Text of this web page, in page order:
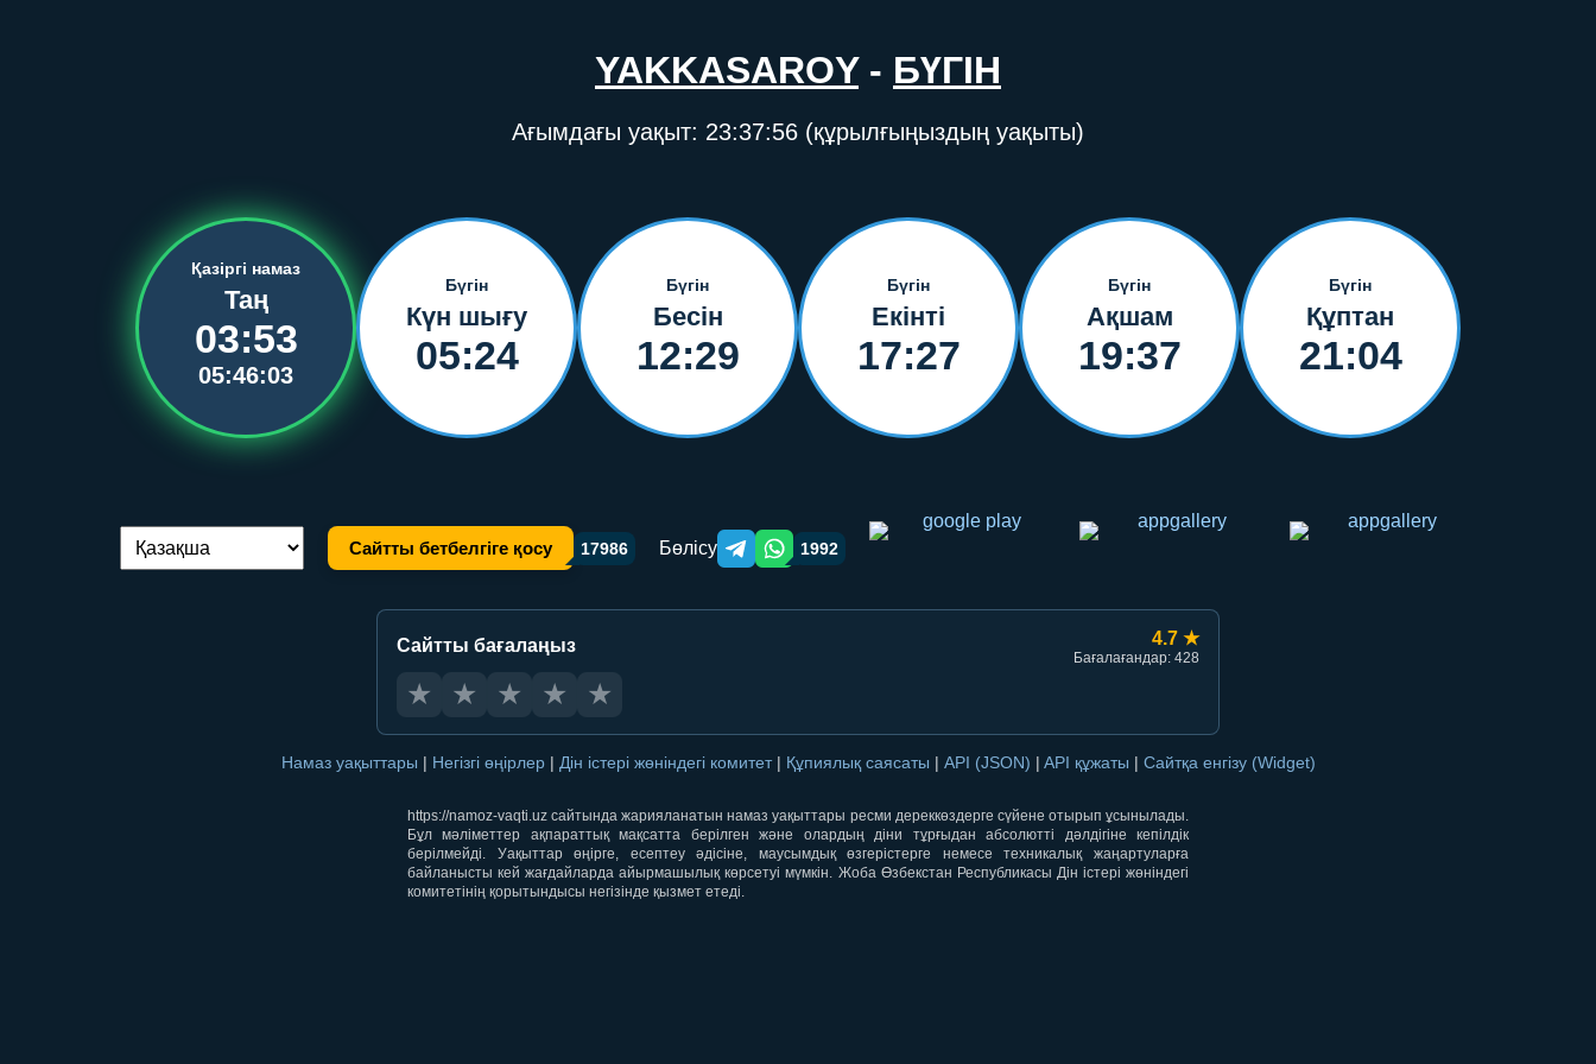
YAKKASAROY- БҮГІН
Ағымдағы уақыт: 23:37:57 (құрылғыңыздың уақыты)
Қазіргі намаз
Таң
03:53
05:46:02
Бүгін
Күн шығу
05:24
Бүгін
Бесін
12:29
Бүгін
Екінті
17:27
Бүгін
Ақшам
19:37
Бүгін
Құптан
21:04
Тілді ауыстыру: Сайтты бетбелгіге қосу 17986 Бөлісу Telegram orqali ulashish
WhatsApp orqali ulashish
1992
Сайтты бағалаңыз 4.7 ★
Бағалағандар: 428
★ ★ ★ ★ ★
Намаз уақыттары | Негізгі өңірлер | Дін істері жөніндегі комитет | Құпиялық саясаты | API (JSON) | API құжаты | Сайтқа енгізу (Widget)
https://namoz-vaqti.uz сайтында жарияланатын намаз уақыттары ресми дереккөздерге сүйене отырып ұсынылады.
Бұл мәліметтер ақпараттық мақсатта берілген және олардың діни тұрғыдан абсолютті дәлдігіне кепілдік
берілмейді. Уақыттар өңірге, есептеу әдісіне, маусымдық өзгерістерге немесе техникалық жаңартуларға
байланысты кей жағдайларда айырмашылық көрсетуі мүмкін. Жоба Өзбекстан Республикасы Дін істері жөніндегі
комитетінің қорытындысы негізінде қызмет етеді.